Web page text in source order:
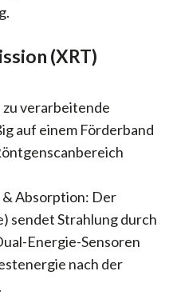
(XRT)
verarbeitende
auf einem Förderband
Absorption: Der
sendet Strahlung durch
Energie-Sensoren
nach der